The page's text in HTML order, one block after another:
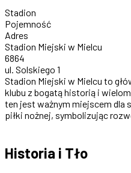
Stadion
Pojemność
Adres
Stadion Miejski w Mielcu
6864
ul. Solskiego 1
Stadion Miejski w Mielcu to
klubu z bogatą historią i
ten jest ważnym miejscem dla
piłki nożnej, symbolizując
Historia i Tło